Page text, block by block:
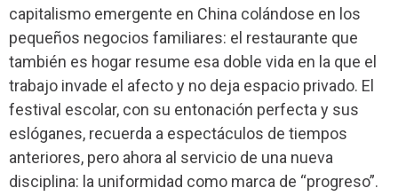
capitalismo emergente en China colándose en los
pequeños negocios familiares: el restaurante que
también es hogar resume esa doble vida en la que el
trabajo invade el afecto y no deja espacio privado. El
festival escolar, con su entonación perfecta y sus
eslóganes, recuerda a espectáculos de tiempos
anteriores, pero ahora al servicio de una nueva
disciplina: la uniformidad como marca de “progreso”.